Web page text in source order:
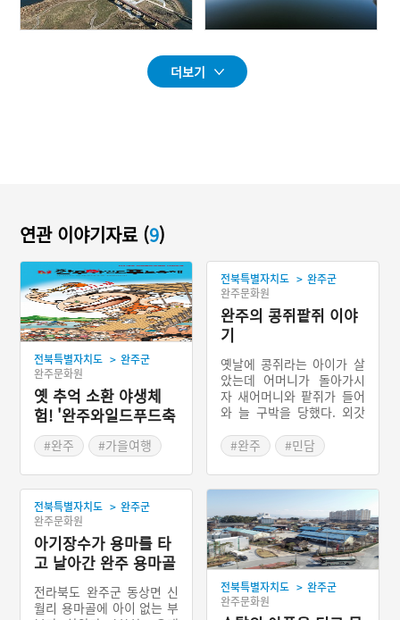
더보기
연관 이야기자료 (9)
전북특별자치도 > 완주군
완주문화원
옛 추억 소환 야생체
험! '완주와일드푸드축
제'#완주
#가을여행
#전라북도 축제
전북특별자치도 > 완주군
완주문화원
완주의 콩쥐팥쥐 이야
기
옛날에 콩쥐라는 아이가 살
았는데 어머니가 돌아가시
자 새어머니와 팥쥐가 들어
와 늘 구박을 당했다. 외갓
만 데려가면서 콩쥐에게 여
러 가지 일을 시키고 다 마
친 뒤 잔치에 오라고 하였
다. 콩쥐는 두꺼비, 새떼, 선
녀의 도움을 받아 새어머니
가 시킨 일을 마치고 선녀가
준 옷을 입고 신발을 신고서
집을 나섰다. 가다가 냇가에
서 신발 한 짝을 잃어버렸는
데 마침 원님이 발견하고 주
인을 찾다가 결국 콩쥐와 혼
#완주 #민담
전북특별자치도 > 완주군
완주문화원
아기장수가 용마를 타
고 날아간 완주 용마골
전라북도 완주군 동상면 신
월리 용마골에 아이 없는 부
전북특별자치도 > 완주군
완주문화원